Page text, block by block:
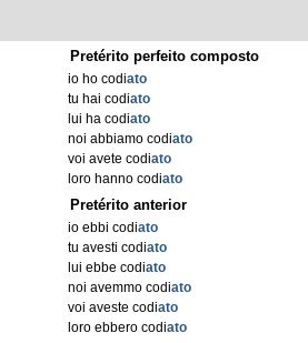
Pretérito perfeito composto
io ho codiato
tu hai codiato
lui ha codiato
noi abbiamo codiato
voi avete codiato
loro hanno codiato
Pretérito anterior
io ebbi codiato
tu avesti codiato
lui ebbe codiato
noi avemmo codiato
voi aveste codiato
loro ebbero codiato